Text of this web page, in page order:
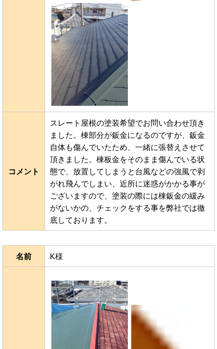
コメント
スレート屋根の塗装希望でお問い合わせ頂き
ました。棟部分が鈑金になるのですが、鈑金
自体も傷んでいたため、一緒に張替えさせて
頂きました。棟板金をそのまま傷んでいる状
態で、放置してしまうと台風などの強風で剥
がれ飛んでしまい、近所に迷惑がかかる事が
ございますので、塗装の際には棟鈑金の緩み
がないかの、チェックをする事を弊社では徹
底しております。
名前 K様